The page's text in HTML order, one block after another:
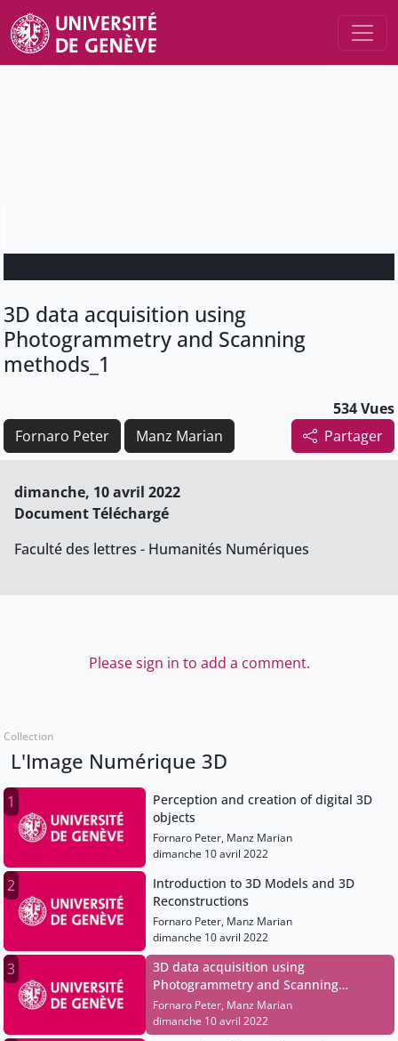
3D data acquisition using
Photogrammetry and Scanning
methods_1
534 Vues
Partager
Fornaro Peter Manz Marian
dimanche, 10 avril 2022
Document Téléchargé
Faculté des lettres - Humanités Numériques
Please sign in to add a comment.
Collection
L'Image Numérique 3D
1
Perception and creation of digital 3D
objects
Fornaro Peter, Manz Marian
dimanche 10 avril 2022
2
Introduction to 3D Models and 3D
Reconstructions
Fornaro Peter, Manz Marian
dimanche 10 avril 2022
3
3D data acquisition using
Photogrammetry and Scanning
methods_1
Fornaro Peter, Manz Marian
dimanche 10 avril 2022